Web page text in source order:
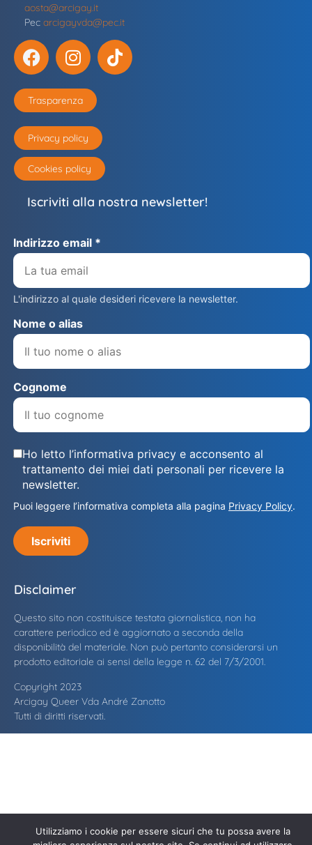
aosta@arcigay.it
Pec arcigayvda@pec.it
Trasparenza
Privacy policy
Cookies policy
Iscriviti alla nostra newsletter!
Indirizzo email *
L'indirizzo al quale desideri ricevere la newsletter.
Nome o alias
Cognome
Ho letto l’informativa privacy e acconsento al
trattamento dei miei dati personali per ricevere la
newsletter.
Puoi leggere l’informativa completa alla pagina Privacy Policy.
Iscriviti
Disclaimer
Questo sito non costituisce testata giornalistica, non ha
carattere periodico ed è aggiornato a seconda della
disponibilità del materiale. Non può pertanto considerarsi un
prodotto editoriale ai sensi della legge n. 62 del 7/3/2001.
Copyright 2023
Arcigay Queer Vda André Zanotto
Tutti di diritti riservati.
Utilizziamo i cookie per essere sicuri che tu possa avere la